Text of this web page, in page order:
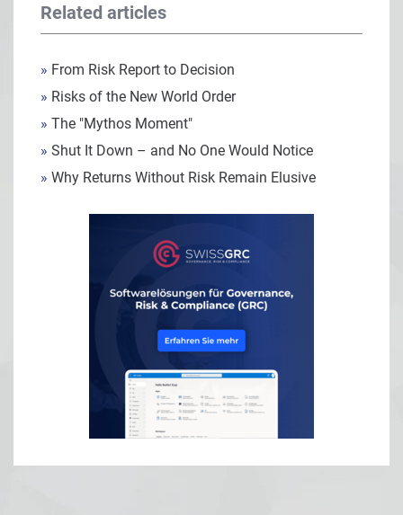
Related articles
» From Risk Report to Decision
» Risks of the New World Order
» The "Mythos Moment"
» Shut It Down – and No One Would Notice
» Why Returns Without Risk Remain Elusive